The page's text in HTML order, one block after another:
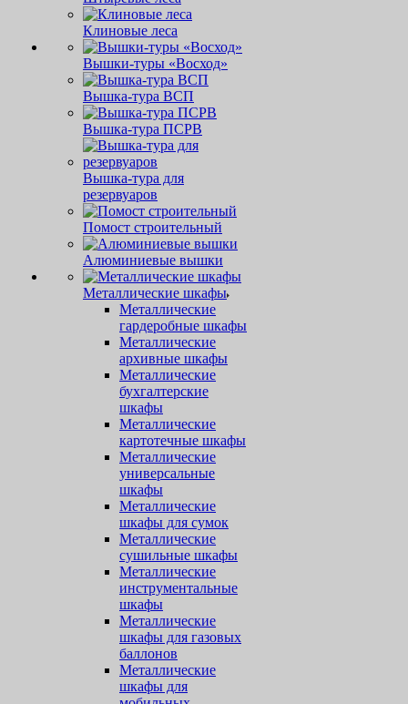
Клиновые леса
Вышки-туры «Восход»
Вышка-тура ВСП
Вышка-тура ПСРВ
Вышка-тура для
резервуаров
Помост строительный
Алюминиевые вышки
Металлические шкафы
Металлические
гардеробные шкафы
Металлические
архивные шкафы
Металлические
бухгалтерские
шкафы
Металлические
картотечные шкафы
Металлические
универсальные
шкафы
Металлические
шкафы для сумок
Металлические
сушильные шкафы
Металлические
инструментальные
шкафы
Металлические
шкафы для газовых
баллонов
Металлические
шкафы для